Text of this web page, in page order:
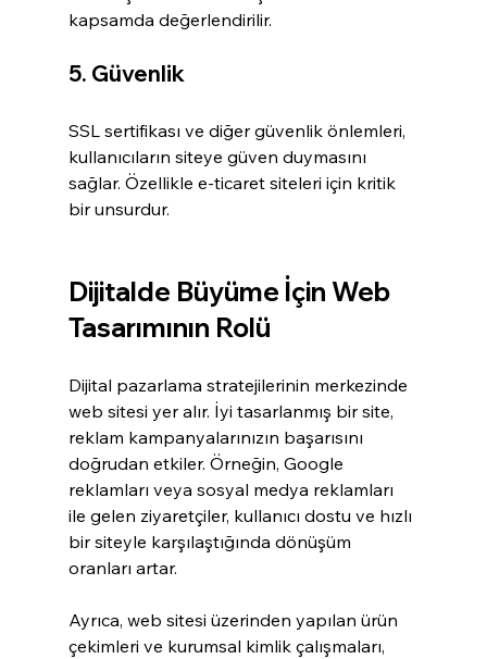
kapsamda değerlendirilir.
5. Güvenlik
SSL sertifikası ve diğer güvenlik önlemleri,
kullanıcıların siteye güven duymasını
sağlar. Özellikle e-ticaret siteleri için kritik
bir unsurdur.
Dijitalde Büyüme İçin Web
Tasarımının Rolü
Dijital pazarlama stratejilerinin merkezinde
web sitesi yer alır. İyi tasarlanmış bir site,
reklam kampanyalarınızın başarısını
doğrudan etkiler. Örneğin, Google
reklamları veya sosyal medya reklamları
ile gelen ziyaretçiler, kullanıcı dostu ve hızlı
bir siteyle karşılaştığında dönüşüm
oranları artar.
Ayrıca, web sitesi üzerinden yapılan ürün
çekimleri ve kurumsal kimlik çalışmaları,